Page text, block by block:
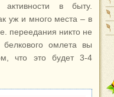
активности в быту.
уж и много места – в
переедания никто не
омлета вы
что это будет 3-4